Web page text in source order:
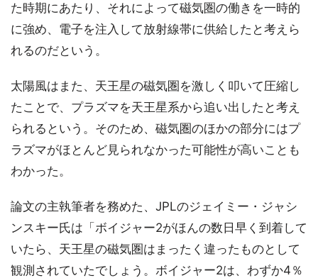
た時期にあたり、それによって磁気圏の働きを一時的
に強め、電子を注入して放射線帯に供給したと考えら
れるのだという。
太陽風はまた、天王星の磁気圏を激しく叩いて圧縮し
たことで、プラズマを天王星系から追い出したと考え
られるという。そのため、磁気圏のほかの部分にはプ
ラズマがほとんど見られなかった可能性が高いことも
わかった。
論文の主執筆者を務めた、JPLのジェイミー・ジャシ
ンスキー氏は「ボイジャー2がほんの数日早く到着して
いたら、天王星の磁気圏はまったく違ったものとして
観測されていたでしょう。ボイジャー2は、わずか4％